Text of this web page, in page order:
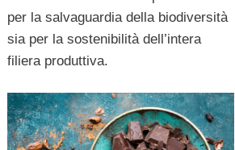
per la salvaguardia della biodiversità
sia per la sostenibilità dell’intera
filiera produttiva.